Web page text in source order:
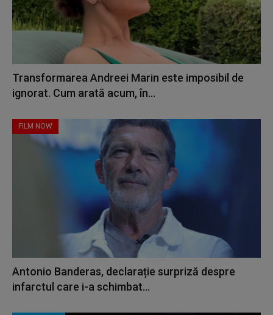
Transformarea Andreei Marin este imposibil de
ignorat. Cum arată acum, în...
FILM NOW
Antonio Banderas, declarație surpriză despre
infarctul care i-a schimbat...